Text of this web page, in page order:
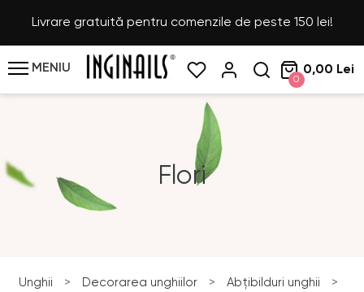
Livrare gratuită pentru comenzile de peste 150 lei!
MENIU
0
0,00 Lei
Flori
Unghii > Decorarea unghiilor > Abțibilduri unghii
>